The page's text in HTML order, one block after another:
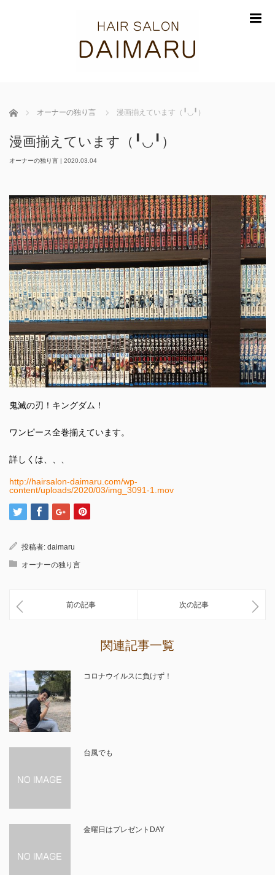
ホーム オーナーの独り言 漫画揃えています（╹◡╹）
漫画揃えています（╹◡╹）
オーナーの独り言 | 2020.03.04
鬼滅の刃！キングダム！
ワンピース全巻揃えています。
詳しくは、、、
http://hairsalon-daimaru.com/wp-
content/uploads/2020/03/img_3091-1.mov
投稿者: daimaru
オーナーの独り言
前の記事 次の記事
関連記事一覧
コロナウイルスに負けず！
台風でも
金曜日はプレゼントDAY